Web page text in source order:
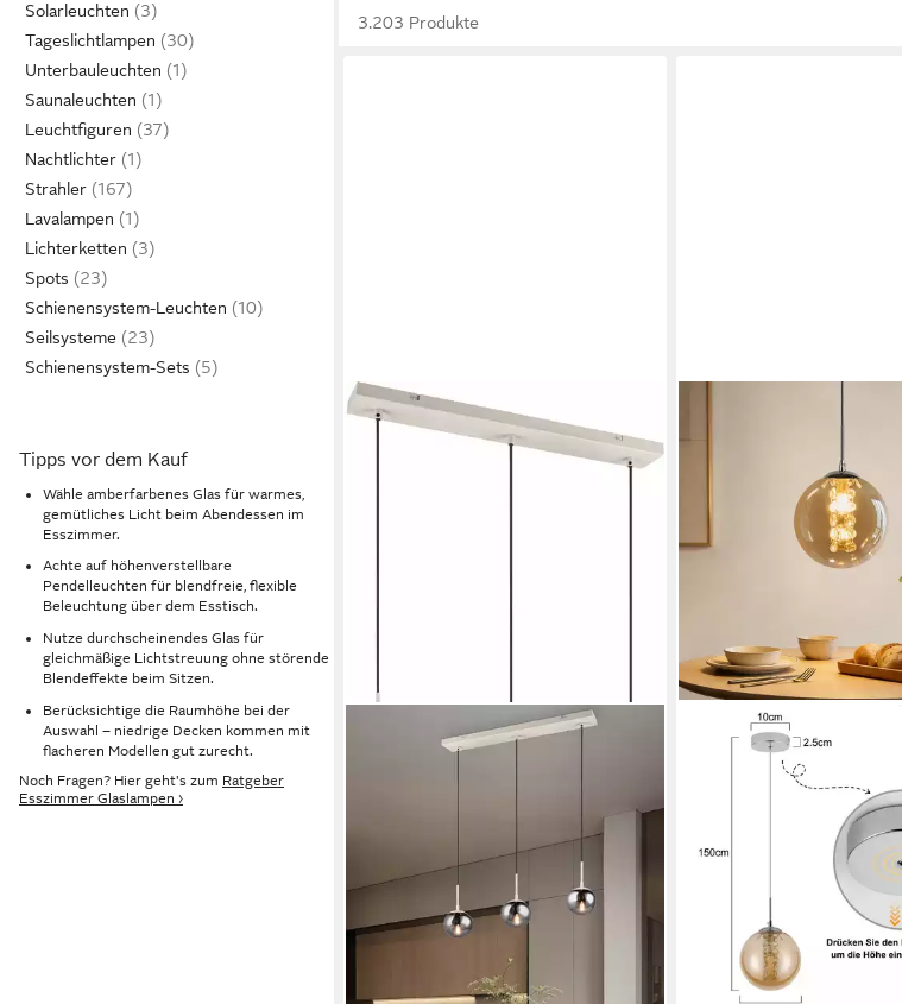
Solarleuchten
Tageslichtlampen
Unterbauleuchten
Saunaleuchten
Leuchtfiguren
Nachtlichter
Strahler
Lavalampen
Lichterketten
Spots
Schienensystem-Leuchten
Seilsysteme
Schienensystem-Sets
Tipps vor dem Kauf
Wähle amberfarbenes Glas für warmes,
gemütliches Licht beim Abendessen im
Esszimmer.
Achte auf höhenverstellbare
Pendelleuchten für blendfreie, flexible
Beleuchtung über dem Esstisch.
Nutze durchscheinendes Glas für
gleichmäßige Lichtstreuung ohne störende
Blendeffekte beim Sitzen.
Berücksichtige die Raumhöhe bei der
Auswahl – niedrige Decken kommen mit
flacheren Modellen gut zurecht.
Noch Fragen? Hier geht's zum Ratgeber
Esszimmer Glaslampen ›
3.203 Produkte